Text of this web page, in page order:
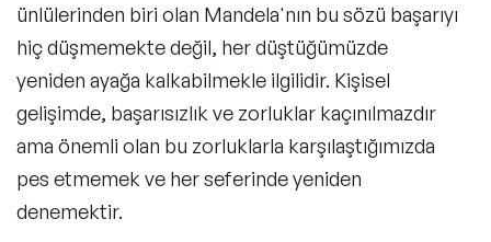
ünlülerinden biri olan Mandela'nın bu sözü başarıyı
hiç düşmemekte değil, her düştüğümüzde
yeniden ayağa kalkabilmekle ilgilidir. Kişisel
gelişimde, başarısızlık ve zorluklar kaçınılmazdır
ama önemli olan bu zorluklarla karşılaştığımızda
pes etmemek ve her seferinde yeniden
denemektir.